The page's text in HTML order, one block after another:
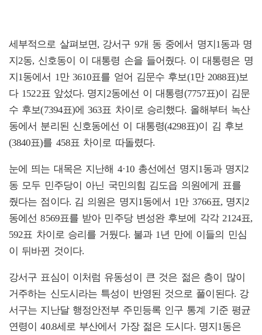
세부적으로 살펴보면, 강서구 9개 동 중에서 명지1동과 명
지2동, 신호동이 이 대통령 손을 들어줬다. 이 대통령은 명
지1동에서 1만 3610표를 얻어 김문수 후보(1만 2088표)보
다 1522표 앞섰다. 명지2동에선 이 대통령(7757표)이 김문
수 후보(7394표)에 363표 차이로 승리했다. 올해부터 녹산
동에서 분리된 신호동에선 이 대통령(4298표)이 김 후보
(3840표)를 458표 차이로 따돌렸다.
눈에 띄는 대목은 지난해 4·10 총선에선 명지1동과 명지2
동 모두 민주당이 아닌 국민의힘 김도읍 의원에게 표를
줬다는 점이다. 김 의원은 명지1동에서 1만 3766표, 명지2
동에선 8569표를 받아 민주당 변성완 후보에 각각 2124표,
592표 차이로 승리를 거뒀다. 불과 1년 만에 이들의 민심
이 뒤바뀐 것이다.
강서구 표심이 이처럼 유동성이 큰 것은 젊은 층이 많이
거주하는 신도시라는 특성이 반영된 것으로 풀이된다. 강
서구는 지난달 행정안전부 주민등록 인구 통계 기준 평균
연령이 40.8세로 부산에서 가장 젊은 도시다. 명지1동은